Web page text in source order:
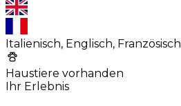
Italienisch, Englisch, Französisch
Haustiere vorhanden
Ihr Erlebnis